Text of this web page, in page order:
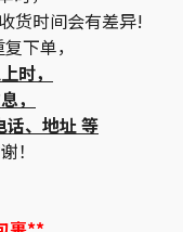
货时间会有差异!
下单，
时，
，
话、地址 等
！